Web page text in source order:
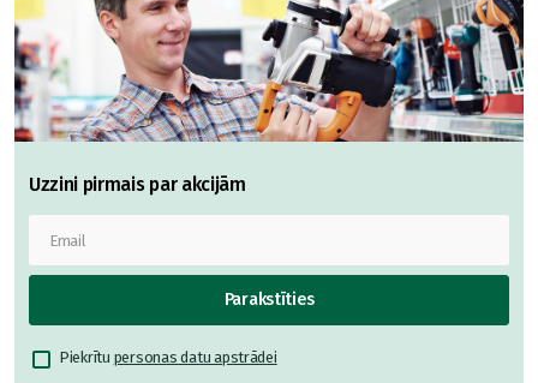
Uzzini pirmais par akcijām
Parakstīties
Piekrītu personas datu apstrādei